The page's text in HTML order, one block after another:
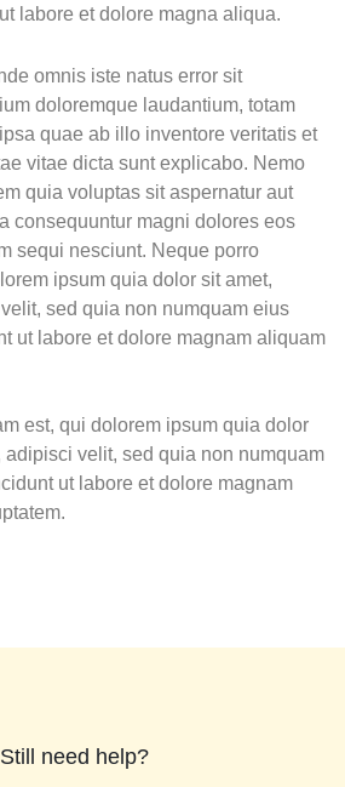
labore et dolore magna aliqua.
omnis iste natus error sit
doloremque laudantium, totam
quae ab illo inventore veritatis et
vitae dicta sunt explicabo. Nemo
quia voluptas sit aspernatur aut
consequuntur magni dolores eos
sequi nesciunt. Neque porro
ipsum quia dolor sit amet,
sed quia non numquam eius
ut labore et dolore magnam aliquam
est, qui dolorem ipsum quia dolor
adipisci velit, sed quia non numquam
ut labore et dolore magnam
Still need help?